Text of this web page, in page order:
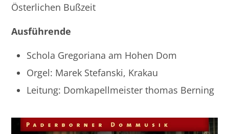
Österlichen Bußzeit
Ausführende
Schola Gregoriana am Hohen Dom
Orgel: Marek Stefanski, Krakau
Leitung: Domkapellmeister thomas Berning